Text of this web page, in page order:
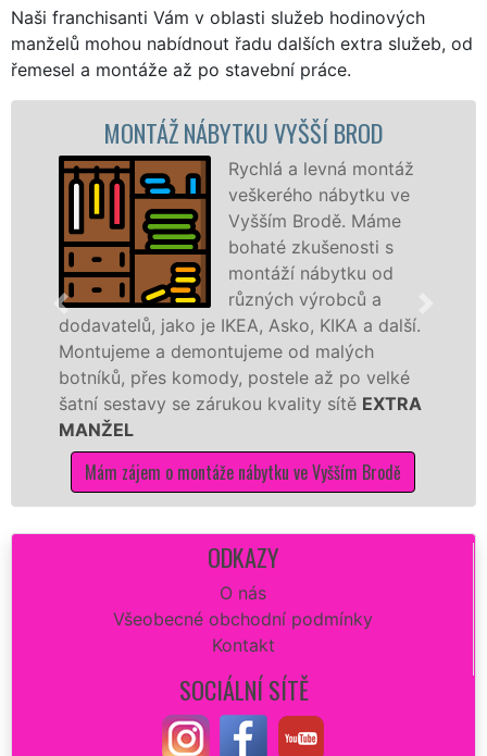
Naši franchisanti Vám v oblasti služeb hodinových
manželů mohou nabídnout řadu dalších extra služeb, od
řemesel a montáže až po stavební práce.
NÁBYTKU VYŠŠÍ BROD
Rychlá a levná montáž
veškerého nábytku ve
Vyšším Brodě. Máme
bohaté zkušenosti s
montáží nábytku od
různých výrobců a
jako je IKEA, Asko, KIKA a další.
a demontujeme od malých
komody, postele až po velké
se zárukou kvality sítěEXTRA
o montáže nábytku ve Vyšším Brodě
různých
Nobilie,
tuto kuchyň
ODKAZY
O nás
Všeobecné obchodní podmínky
Kontakt
SOCIÁLNÍ SÍTĚ